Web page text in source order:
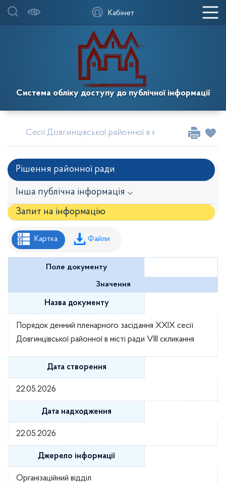
Система обліку доступу до публічної інформації
Кабінет
Сесії Довгинцівської районної в місті Кривому
Рішення районної ради
Інша публічна інформація ⌵
Запит на iнформацію
Рішення районної ради
Розпорядження районного голови
Регуляторні акти
Проекти рішень районної ради
Проєкти рішень виконавчого комітету
Картка Файли
Поле документу
Значення
Назва документу
Порядок денний пленарного засідання ХXIX сесії
Довгинцівської районної в місті ради VІІІ скликання
Дата створення
22.05.2026
Дата надходження
22.05.2026
Джерело інформації
Організаційний відділ